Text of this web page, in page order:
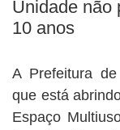
Unidade não
10 anos
A Prefeitura
que está
Espaço